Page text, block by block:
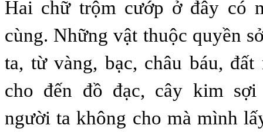
Hai chữ trộm cướp ở đây có
cùng. Những vật thuộc quyền
ta, từ vàng, bạc, châu báu, đất
cho đến đồ đạc, cây kim
người ta không cho mà mình